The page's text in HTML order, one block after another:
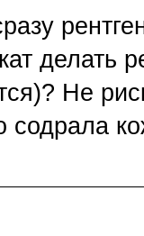
делать
Не
содрала